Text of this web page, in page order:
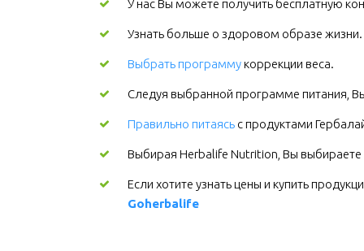
У нас Вы можете получить бесплатную
Узнать больше о здоровом образе жизни.
Выбрать программукоррекции веса.
Следуя выбранной программе питания,
Правильно питаясь с продуктами
Выбирая Herbalife Nutrition, Вы
Goherbalife